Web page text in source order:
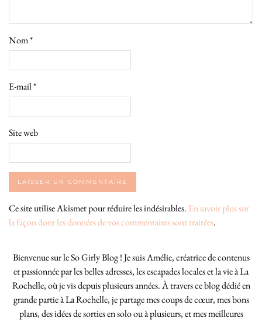
Nom*
E-mail*
Site web
Ce site utilise Akismet pour réduire les indésirables. En savoir plus sur
la façon dont les données de vos commentaires sont traitées.
Bienvenue sur le So Girly Blog ! Je suis Amélie, créatrice de contenus
et passionnée par les belles adresses, les escapades locales et la vie à La
Rochelle, où je vis depuis plusieurs années. À travers ce blog dédié en
grande partie à La Rochelle, je partage mes coups de cœur, mes bons
plans, des idées de sorties en solo ou à plusieurs, et mes meilleures